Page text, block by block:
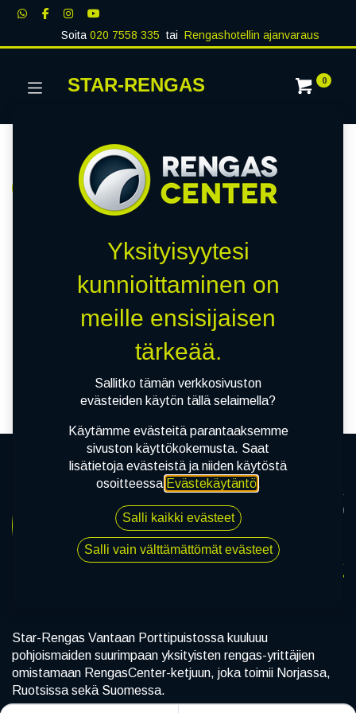
Soita020 7558 335 tai Rengashotellin ajanvaraus
STAR-RENGAS 0
Paineanturit
Emme löytäneet yhtään
tuotetta!
Tuotetta ei ole määritetty kategoriassa "Paineanturit
Star-Rengas Vantaan Porttipuistossa kuuluuu
pohjoismaiden suurimpaan yksityisten rengas-yrittäjien
omistamaan RengasCenter-ketjuun, joka toimii Norjassa,
Ruotsissa sekä Suomessa.
Yksityisyytesi
kunnioittaminen on
meille ensisijaisen
tärkeää.
Sallitko tämän verkkosivuston
evästeiden käytön tällä selaimella?
Käytämme evästeitä parantaaksemme
sivuston käyttökokemusta. Saat
lisätietoja evästeistä ja niiden käytöstä
osoitteessa Evästekäytäntö.
Salli kaikki evästeet
Salli vain välttämättömät evästeet